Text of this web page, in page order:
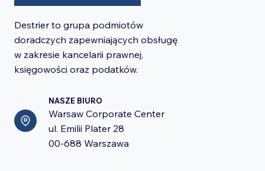
Destrier to grupa podmiotów
doradczych zapewniających obsługę
w zakresie kancelarii prawnej,
księgowości oraz podatków.
NASZE BIURO
Warsaw Corporate Center
ul. Emilii Plater 28
00-688 Warszawa